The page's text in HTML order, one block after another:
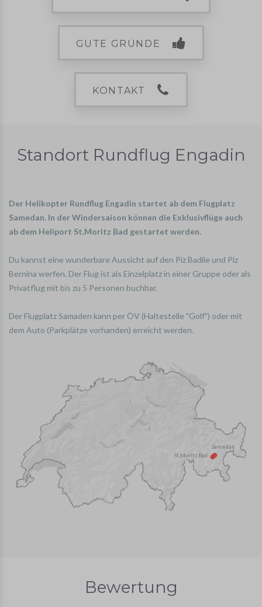
GUTE GRÜNDE
KONTAKT
Standort Rundflug Engadin
Der Helikopter Rundflug Engadin startet ab dem Flugplatz
Samedan. In der Windersaison können die Exklusivflüge auch
ab dem Heliport St.Moritz Bad gestartet werden.
Du kannst eine wunderbare Aussicht auf den Piz Badile und Piz
Bernina werfen. Der Flug ist als Einzelplatz in einer Gruppe oder als
Privatflug mit bis zu 5 Personen buchbar.
Der Flugplatz Samaden kann per ÖV (Haltestelle "Golf") oder mit
dem Auto (Parkplätze vorhanden) erreicht werden.
St.Moritz Bad
Samedan
Bewertung